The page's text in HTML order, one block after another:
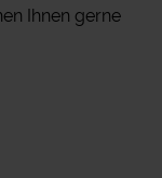
Ihnen gerne